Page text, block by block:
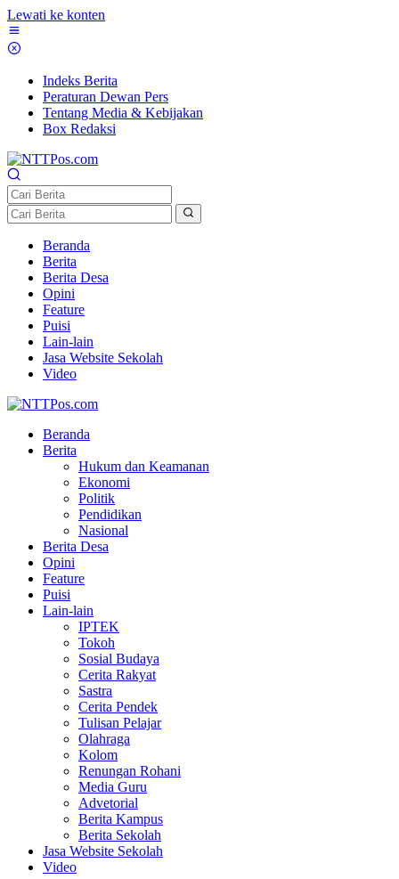
Lewati ke konten
Indeks Berita
Peraturan Dewan Pers
Tentang Media & Kebijakan
Box Redaksi
Beranda
Berita
Berita Desa
Opini
Feature
Puisi
Lain-lain
Jasa Website Sekolah
Video
Beranda
Berita
Hukum dan Keamanan
Ekonomi
Politik
Pendidikan
Nasional
Berita Desa
Opini
Feature
Puisi
Lain-lain
IPTEK
Tokoh
Sosial Budaya
Cerita Rakyat
Sastra
Cerita Pendek
Tulisan Pelajar
Olahraga
Kolom
Renungan Rohani
Media Guru
Advetorial
Berita Kampus
Berita Sekolah
Jasa Website Sekolah
Video